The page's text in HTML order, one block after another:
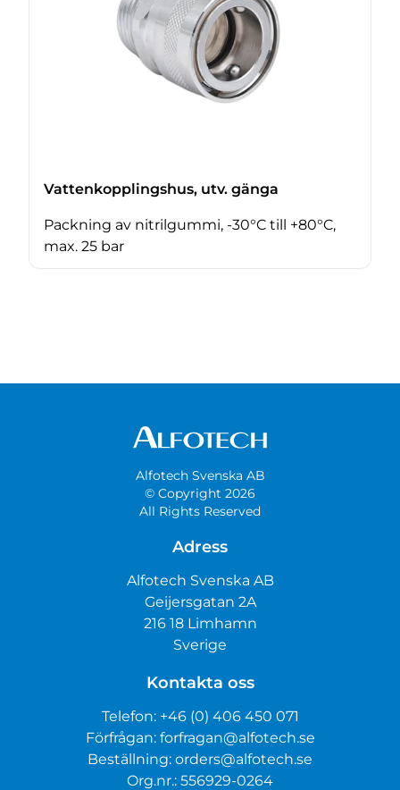
Vattenkopplingshus, utv. gänga
Packning av nitrilgummi, -30°C till +80°C,
max. 25 bar
Alfotech Svenska AB
© Copyright 2026
All Rights Reserved
Adress
Alfotech Svenska AB
Geijersgatan 2A
216 18 Limhamn
Sverige
Kontakta oss
Telefon: +46 (0) 406 450 071
Förfrågan: forfragan@alfotech.se
Beställning: orders@alfotech.se
Org.nr.: 556929-0264